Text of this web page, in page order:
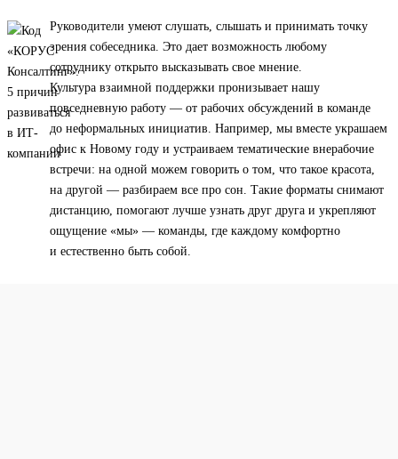
Руководители умеют слушать, слышать и принимать точку
зрения собеседника. Это дает возможность любому
сотруднику открыто высказывать свое мнение.
Культура взаимной поддержки пронизывает нашу
повседневную работу — от рабочих обсуждений в команде
до неформальных инициатив. Например, мы вместе украшаем
офис к Новому году и устраиваем тематические внерабочие
встречи: на одной можем говорить о том, что такое красота,
на другой — разбираем все про сон. Такие форматы снимают
дистанцию, помогают лучше узнать друг друга и укрепляют
ощущение «мы» — команды, где каждому комфортно
и естественно быть собой.